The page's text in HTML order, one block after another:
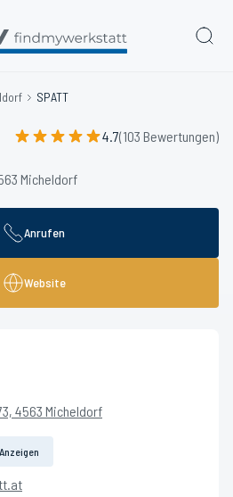
SPATT
4.7(103 Bewertungen)
Micheldorf
Anrufen
Website
4563 Micheldorf
Anzeigen